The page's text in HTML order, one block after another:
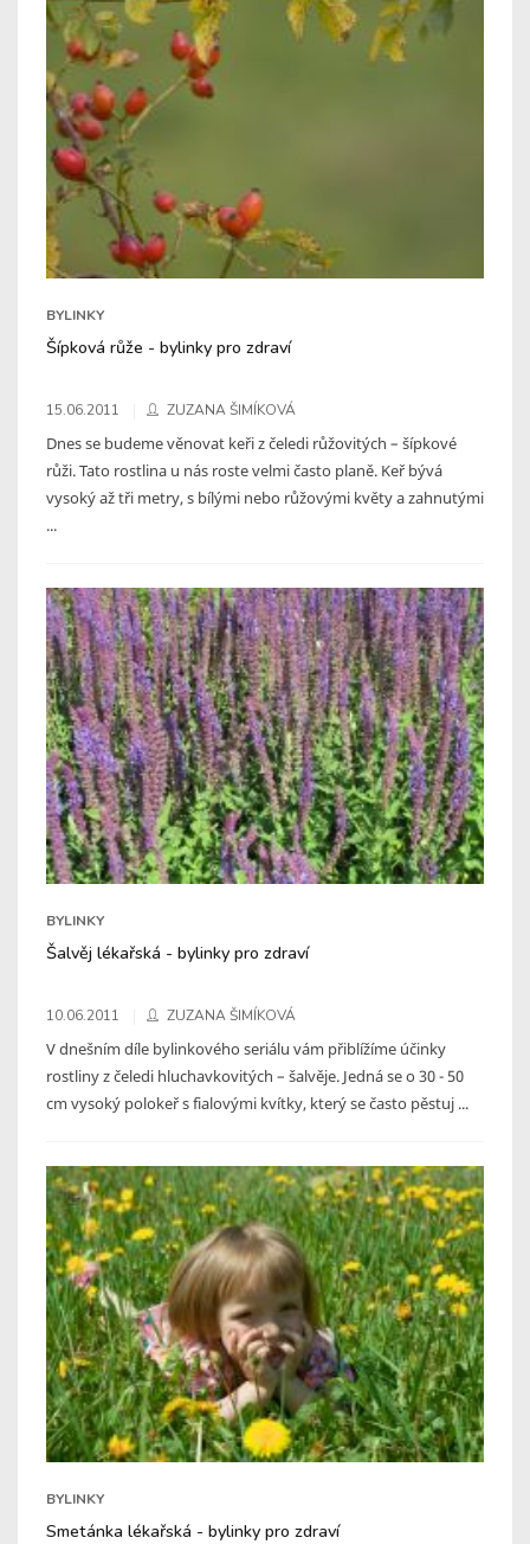
BYLINKY
Šípková růže - bylinky pro zdraví
15.06.2011 ZUZANA ŠIMÍKOVÁ
Dnes se budeme věnovat keři z čeledi růžovitých – šípkové
růži. Tato rostlina u nás roste velmi často planě. Keř bývá
vysoký až tři metry, s bílými nebo růžovými květy a zahnutými
...
BYLINKY
Šalvěj lékařská - bylinky pro zdraví
10.06.2011 ZUZANA ŠIMÍKOVÁ
V dnešním díle bylinkového seriálu vám přiblížíme účinky
rostliny z čeledi hluchavkovitých – šalvěje. Jedná se o 30 - 50
cm vysoký polokeř s fialovými kvítky, který se často pěstuj ...
BYLINKY
Smetánka lékařská - bylinky pro zdraví